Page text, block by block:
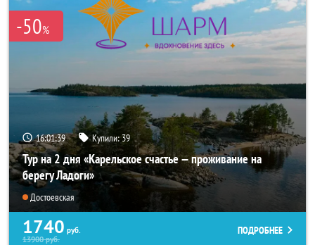
-50%
16:01:37 Купили:39
Тур на 2 дня «Карельское счастье — проживание на
берегу Ладоги»
Достоевская
1740 руб.
13900руб.
ПОДРОБНЕЕ